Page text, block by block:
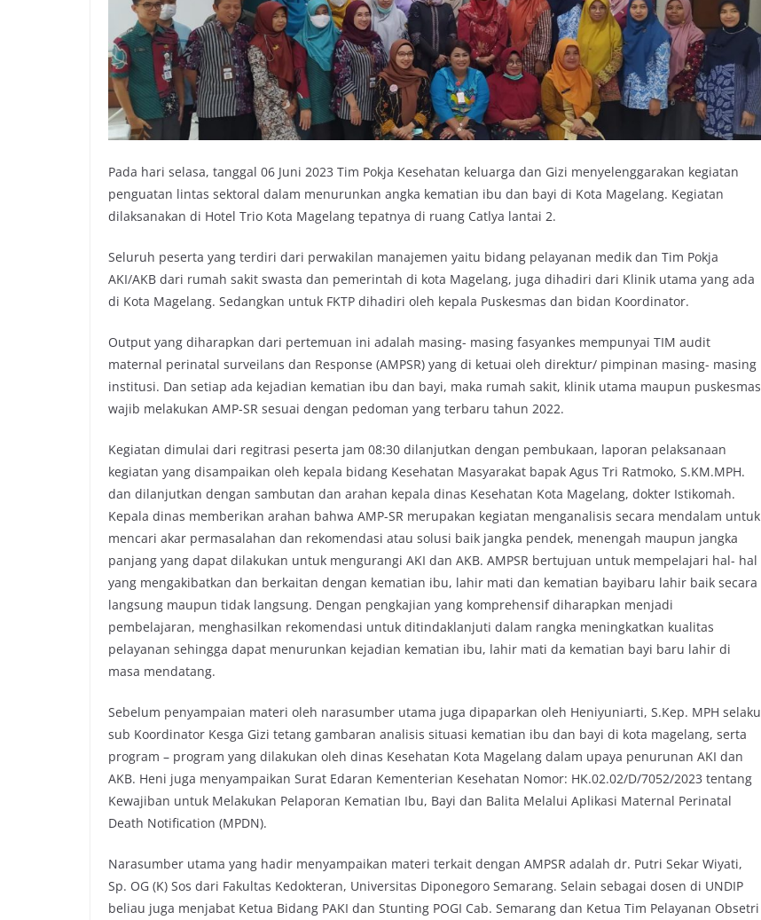
Pada hari selasa, tanggal 06 Juni 2023 Tim Pokja Kesehatan keluarga dan Gizi menyelenggarakan kegiatan
penguatan lintas sektoral dalam menurunkan angka kematian ibu dan bayi di Kota Magelang. Kegiatan
dilaksanakan di Hotel Trio Kota Magelang tepatnya di ruang Catlya lantai 2.
Seluruh peserta yang terdiri dari perwakilan manajemen yaitu bidang pelayanan medik dan Tim Pokja
AKI/AKB dari rumah sakit swasta dan pemerintah di kota Magelang, juga dihadiri dari Klinik utama yang ada
di Kota Magelang. Sedangkan untuk FKTP dihadiri oleh kepala Puskesmas dan bidan Koordinator.
Output yang diharapkan dari pertemuan ini adalah masing- masing fasyankes mempunyai TIM audit
maternal perinatal surveilans dan Response (AMPSR) yang di ketuai oleh direktur/ pimpinan masing- masing
institusi. Dan setiap ada kejadian kematian ibu dan bayi, maka rumah sakit, klinik utama maupun puskesmas
wajib melakukan AMP-SR sesuai dengan pedoman yang terbaru tahun 2022.
Kegiatan dimulai dari regitrasi peserta jam 08:30 dilanjutkan dengan pembukaan, laporan pelaksanaan
kegiatan yang disampaikan oleh kepala bidang Kesehatan Masyarakat bapak Agus Tri Ratmoko, S.KM.MPH.
dan dilanjutkan dengan sambutan dan arahan kepala dinas Kesehatan Kota Magelang, dokter Istikomah.
Kepala dinas memberikan arahan bahwa AMP-SR merupakan kegiatan menganalisis secara mendalam untuk
mencari akar permasalahan dan rekomendasi atau solusi baik jangka pendek, menengah maupun jangka
panjang yang dapat dilakukan untuk mengurangi AKI dan AKB. AMPSR bertujuan untuk mempelajari hal- hal
yang mengakibatkan dan berkaitan dengan kematian ibu, lahir mati dan kematian bayibaru lahir baik secara
langsung maupun tidak langsung. Dengan pengkajian yang komprehensif diharapkan menjadi
pembelajaran, menghasilkan rekomendasi untuk ditindaklanjuti dalam rangka meningkatkan kualitas
pelayanan sehingga dapat menurunkan kejadian kematian ibu, lahir mati da kematian bayi baru lahir di
masa mendatang.
Sebelum penyampaian materi oleh narasumber utama juga dipaparkan oleh Heniyuniarti, S.Kep. MPH selaku
sub Koordinator Kesga Gizi tetang gambaran analisis situasi kematian ibu dan bayi di kota magelang, serta
program – program yang dilakukan oleh dinas Kesehatan Kota Magelang dalam upaya penurunan AKI dan
AKB. Heni juga menyampaikan Surat Edaran Kementerian Kesehatan Nomor: HK.02.02/D/7052/2023 tentang
Kewajiban untuk Melakukan Pelaporan Kematian Ibu, Bayi dan Balita Melalui Aplikasi Maternal Perinatal
Death Notification (MPDN).
Narasumber utama yang hadir menyampaikan materi terkait dengan AMPSR adalah dr. Putri Sekar Wiyati,
Sp. OG (K) Sos dari Fakultas Kedokteran, Universitas Diponegoro Semarang. Selain sebagai dosen di UNDIP
beliau juga menjabat Ketua Bidang PAKI dan Stunting POGI Cab. Semarang dan Ketua Tim Pelayanan Obsetri